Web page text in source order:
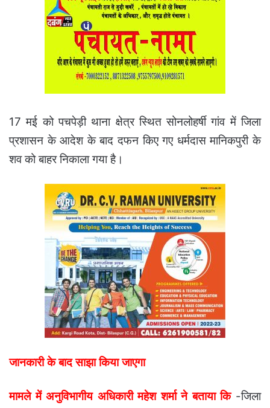
17 मई को पचपेड़ी थाना क्षेत्र स्थित सोनलोहर्षी गांव में जिला
प्रशासन के आदेश के बाद दफन किए गए धर्मदास मानिकपुरी के
शव को बाहर निकाला गया है।
जानकारी के बाद साझा किया जाएगा
मामले में अनुविभागीय अधिकारी महेश शर्मा ने बताया कि-जिला